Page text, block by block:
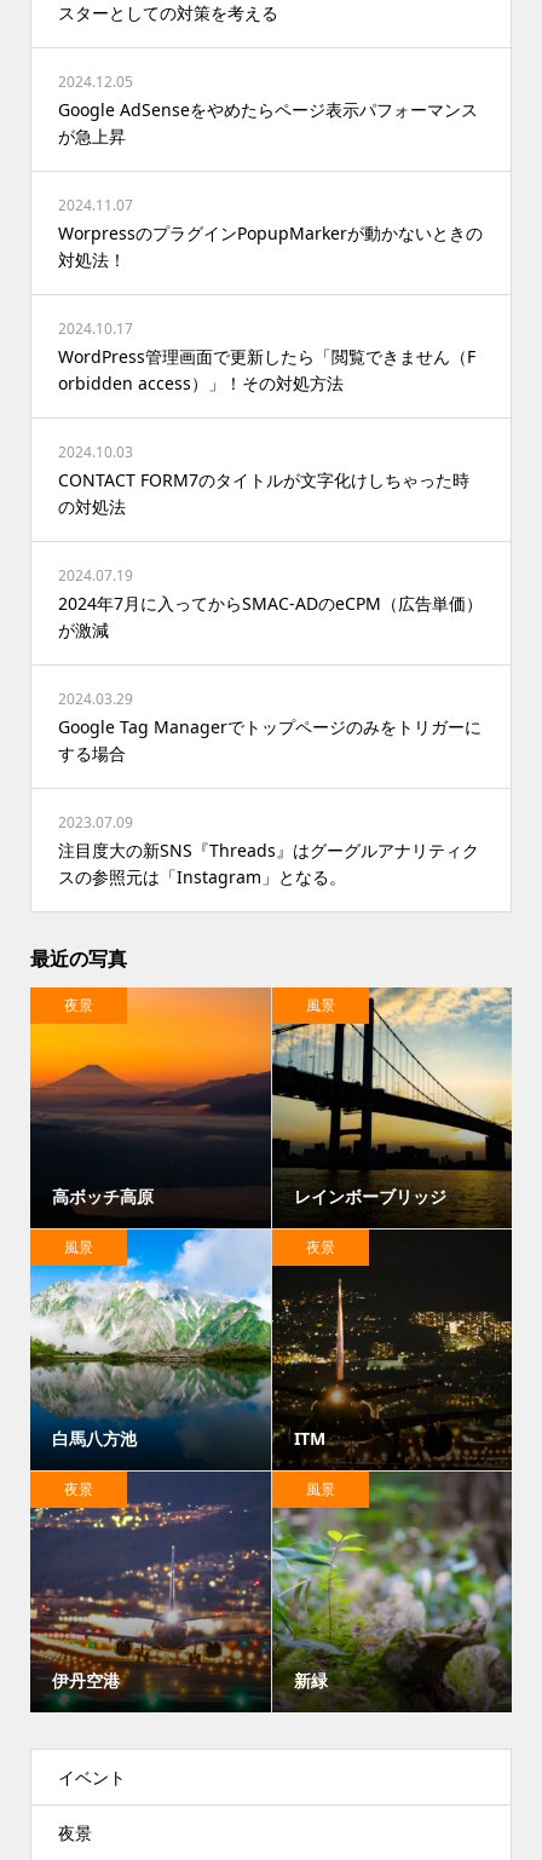
スターとしての対策を考える
2024.12.05
Google AdSenseをやめたらページ表示パフォーマンス
が急上昇
2024.11.07
WorpressのプラグインPopupMarkerが動かないときの
対処法！
2024.10.17
WordPress管理画面で更新したら「閲覧できません（F
orbidden access）」！その対処方法
2024.10.03
CONTACT FORM7のタイトルが文字化けしちゃった時
の対処法
2024.07.19
2024年7月に入ってからSMAC-ADのeCPM（広告単価）
が激減
2024.03.29
Google Tag Managerでトップページのみをトリガーに
する場合
2023.07.09
注目度大の新SNS『Threads』はグーグルアナリティク
スの参照元は「Instagram」となる。
最近の写真
高ボッチ高原
夜景
レインボーブリッジ
風景
白馬八方池
風景
ITM
夜景
伊丹空港
夜景
新緑
風景
イベント
夜景